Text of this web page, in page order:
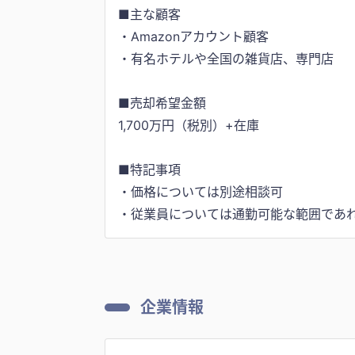
■主な顧客
・Amazonアカウント顧客
・有名ホテルや全国の雑貨店、専門店
■売却希望金額
1,700万円（税別）+在庫
■特記事項
・価格については別途相談可
・従業員については通勤可能な範囲であ
企業情報